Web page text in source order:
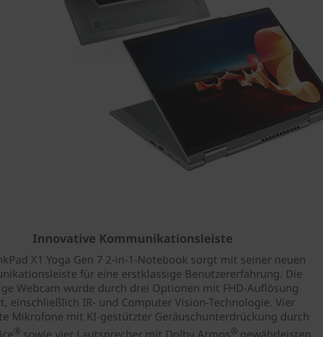
Innovative Kommunikationsleiste
X1 Yoga Gen 7 2-in-1-Notebook sorgt mit seiner neuen
für eine erstklassige Benutzererfahrung. Die
Webcam wurde durch drei Optionen mit FHD-Auflösung
einschließlich IR- und Computer Vision-Technologie. Vier
Mikrofone mit KI-gestützter Geräuschunterdrückung durch
® sowie vier Lautsprecher mit Dolby Atmos® gewährleisten